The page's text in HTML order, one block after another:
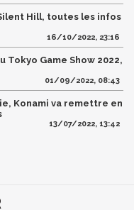
Hill, toutes les infos
16/10/2022, 23:16
Tokyo Game Show 2022,
01/09/2022, 08:43
Konami va remettre en
13/07/2022, 13:42